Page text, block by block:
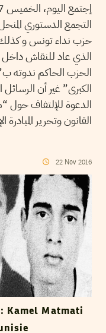
التجمع الدستوري
حزب نداء تونس و
الذي عاد للنقاش
الحزب الحاكم ندوته
الكبرى” غير أن
الدعوة للإلتفاف حول
القانون وتحرير المبادرة
22 Nov 2016
Kamel Matmati